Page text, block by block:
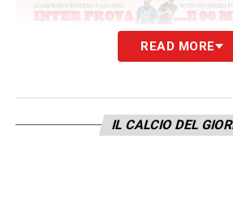
READ MORE
IL CALCIO DEL